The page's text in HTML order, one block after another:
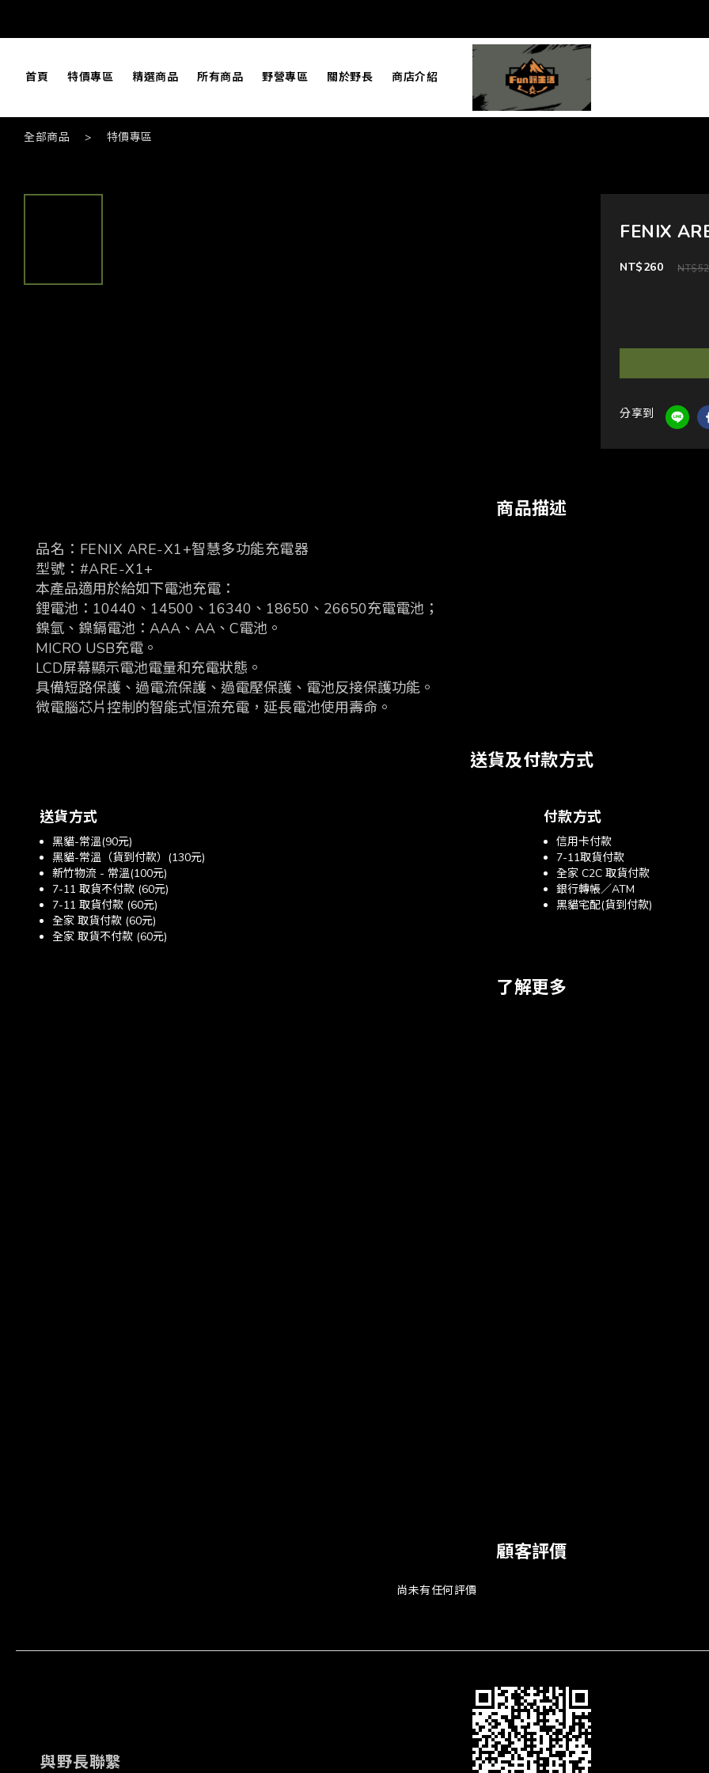
首頁 特價專區 精選商品 所有商品 野營專區 關於野長 商店介紹
全部商品 > 特價專區
FENIX
NT$260
分享到
商品描述
品名：FENIX ARE-X1+智慧多功能充電器
型號：#ARE-X1+
本產品適用於給如下電池充電：
鋰電池：10440、14500、16340、18650、26650充電電池；
鎳氫、鎳鎘電池：AAA、AA、C電池。
MICRO USB充電。
LCD屏幕顯示電池電量和充電狀態。
具備短路保護、過電流保護、過電壓保護、電池反接保護功能。
微電腦芯片控制的智能式恒流充電，延長電池使用壽命。
送貨及付款方式
送貨方式
黑貓-常溫(90元)
黑貓-常溫（貨到付款）(130元)
新竹物流 - 常溫(100元)
7-11 取貨不付款 (60元)
7-11 取貨付款 (60元)
全家 取貨付款 (60元)
全家 取貨不付款 (60元)
付款方式
信用卡付款
7-11取貨付款
全家 C2C 取貨付款
銀行轉帳／ATM
黑貓宅配(貨到付款)
了解更多
顧客評價
尚未有任何評價
與野長聯繫